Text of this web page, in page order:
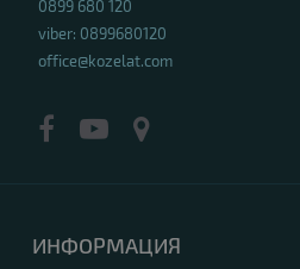
0899 680 120
viber: 0899680120
office@kozelat.com
ИНФОРМАЦИЯ